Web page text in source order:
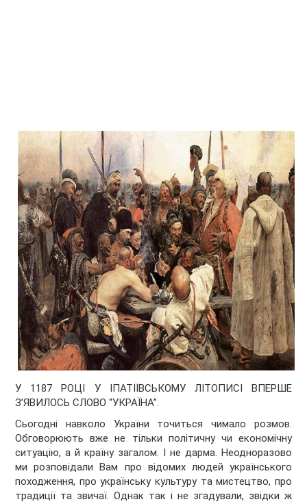
У 1187 РОЦІ У ІПАТІЇВСЬКОМУ ЛІТОПИСІ ВПЕРШЕ
З’ЯВИЛОСЬ СЛОВО “УКРАЇНА”.
Сьогодні навколо України точиться чимало розмов.
Обговорюють вже не тільки політичну чи економічну
ситуацію, а й країну загалом. І не дарма. Неодноразово
ми розповідали Вам про відомих людей українського
походження, про українську культуру та мистецтво, про
традиції та звичаї. Однак так і не згадували, звідки ж